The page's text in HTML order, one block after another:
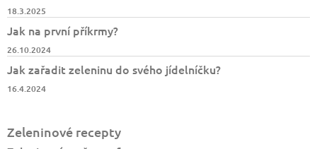
18.3.2025
Jak na první příkrmy?
26.10.2024
Jak zařadit zeleninu do svého jídelníčku?
16.4.2024
Zeleninové recepty